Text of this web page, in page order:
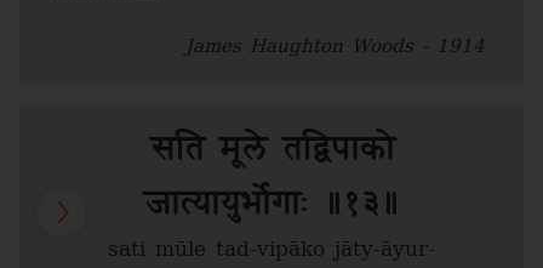
James Haughton Woods - 1914
सति मूले तद्विपाको
जात्यायुर्भोगाः ॥१३॥
sati mūle tad-vipāko jāty-āyur-